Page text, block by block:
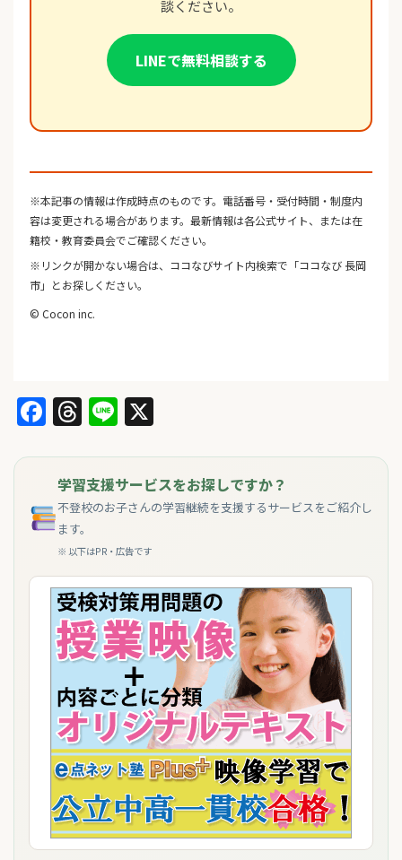
談ください。
LINEで無料相談する
※本記事の情報は作成時点のものです。電話番号・受付時間・制度内
容は変更される場合があります。最新情報は各公式サイト、または在
籍校・教育委員会でご確認ください。
※リンクが開かない場合は、ココなびサイト内検索で「ココなび 長岡
市」とお探しください。
© Cocon inc.
Facebook
Threads
Line
学習支援サービスをお探しですか？
不登校のお子さんの学習継続を支援するサービスをご紹介し
ます。
※ 以下はPR・広告です